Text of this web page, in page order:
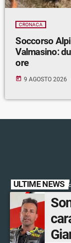
CRONACA
Soccorso
Valmasino:
ore
today 9 AGOSTO 2026
ULTIME NEWS